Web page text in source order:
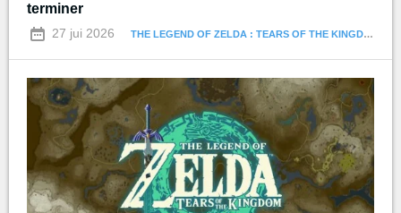
terminer
27 jui 2026 THE LEGEND OF ZELDA : TEARS OF THE KINGDOM